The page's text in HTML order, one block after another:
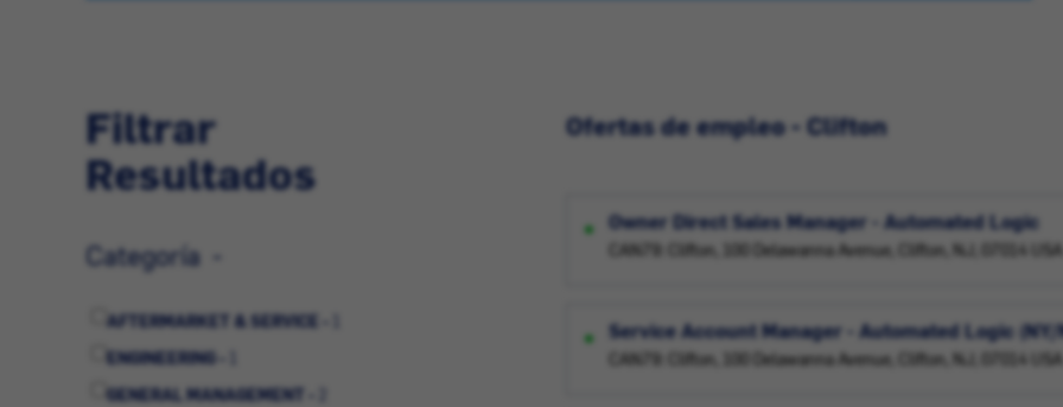
Filtrar
Resultados
Categoría
AFTERMARKET & SERVICE -
ENGINEERING -
GENERAL MANAGEMENT -
Ofertas de empleo - Clifton
Owner Direct Sales Manager - Automated Logic
CAN79: Clifton, 100 Delawanna Avenue, Clifton, NJ, 07014 USA
Service Account Manager - Automated Logic
CAN79: Clifton, 100 Delawanna Avenue, Clifton, NJ, 07014 USA